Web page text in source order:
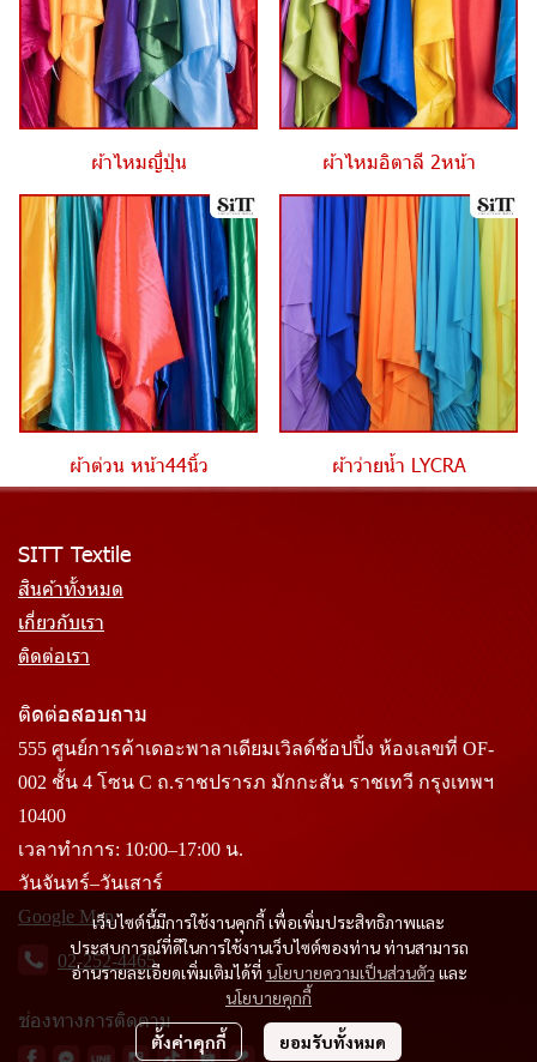
ผ้าไหมญี่ปุ่น ผ้าไหมอิตาลี 2หน้า
ผ้าต่วน หน้า44นิ้ว ผ้าว่ายน้ำ LYCRA
เว็บไซต์นี้มีการใช้งานคุกกี้ เพื่อเพิ่มประสิทธิภาพและ
ประสบการณ์ที่ดีในการใช้งานเว็บไซต์ของท่าน ท่านสามารถ
อ่านรายละเอียดเพิ่มเติมได้ที่ นโยบายความเป็นส่วนตัว และ
นโยบายคุกกี้
ตั้งค่าคุกกี้ ยอมรับทั้งหมด
SITT Textile
สินค้าทั้งหมด
เกี่ยวกับเรา
ติดต่อเรา
ติดต่อสอบถาม
555 ศูนย์การค้าเดอะพาลาเดียมเวิลด์ช้อปปิ้ง ห้องเลขที่ OF-
002 ชั้น 4 โซน C ถ.ราชปรารภ มักกะสัน ราชเทวี กรุงเทพฯ
10400
เวลาทำการ: 10:00–17:00 น.
วันจันทร์–วันเสาร์
Google Map
02-252-4465
ช่องทางการติดตาม